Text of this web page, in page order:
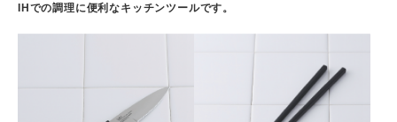
IHでの調理に便利なキッチンツールです。